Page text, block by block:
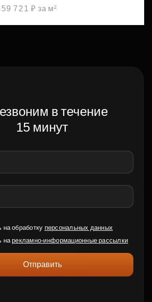
721 ₽ за м²
в течение
15 минут
обработку персональных данных
нарекламно-информационные рассылки
Отправить